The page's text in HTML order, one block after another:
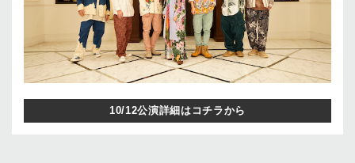
10/12公演詳細はコチラから